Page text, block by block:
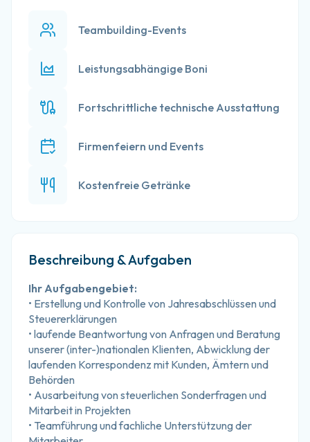
Beschreibung & Aufgaben
Ihr Aufgabengebiet:
• Erstellung und Kontrolle von Jahresabschlüssen und
Steuererklärungen
• laufende Beantwortung von Anfragen und Beratung
unserer (inter-)nationalen Klienten, Abwicklung der
laufenden Korrespondenz mit Kunden, Ämtern und
Behörden
• Ausarbeitung von steuerlichen Sonderfragen und
Mitarbeit in Projekten
• Teamführung und fachliche Unterstützung der
Teambuilding-Events
Leistungsabhängige Boni
Fortschrittliche technische Ausstattung
Firmenfeiern und Events
Kostenfreie Getränke